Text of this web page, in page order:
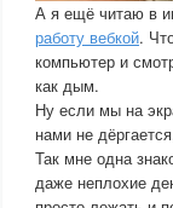
А я ещё читаю в
работу вебкой.
компьютер и
как дым.
Ну если мы на
нами не
Так мне одна
даже неплохие